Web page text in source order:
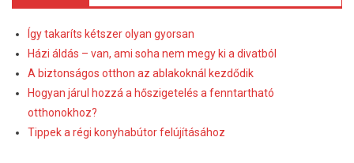
Így takaríts kétszer olyan gyorsan
Házi áldás – van, ami soha nem megy ki a divatból
A biztonságos otthon az ablakoknál kezdődik
Hogyan járul hozzá a hőszigetelés a fenntartható
otthonokhoz?
Tippek a régi konyhabútor felújításához